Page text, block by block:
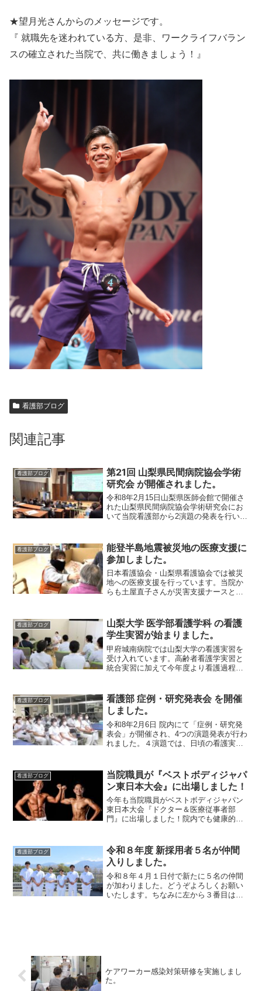
★望月光さんからのメッセージです。
『 就職先を迷われている方、是非、ワークライフバラン
スの確立された当院で、共に働きましょう！』
看護部ブログ
関連記事
看護部ブログ
第21回 山梨県民間病院協会学術
研究会 が開催されました。
令和8年2月15日山梨県医師会館で開催さ
れた山梨県民間病院協会学術研究会にお
いて当院看護部から2演題の発表を行いま
研究会では、山梨県内の民間病院より計
27演題が発表...
看護部ブログ
能登半島地震被災地の医療支援に
参加しました。
日本看護協会・山梨県看護協会では被災
地への医療支援を行っています。当院か
らも土屋直子さんが災害支援ナースとし
当院 土屋看護師）被災地の医療支援を初
めて経験する土屋さ...
看護部ブログ
山梨大学 医学部看護学科 の看護
学生実習が始まりました。
甲府城南病院では山梨大学の看護実習を
受け入れています。高齢者看護学実習と
統合実習に加えて今年度より看護過程展
看護過程展開実習は２年生を対象として
いるので、学生にとって...
看護部ブログ
看護部 症例・研究発表会 を開催
しました。
令和8年2月6日 院内にて「症例・研究発
表会」が開催され、4つの演題発表が行わ
れました。４演題では、日頃の看護実践
についてそれぞれが研究的な視点で取り
組み、発表しました...
看護部ブログ
当院職員が『ベストボディジャパ
ン東日本大会』に出場しました！
今年も当院職員がベストボディジャパン
東日本大会『ドクター＆医療従事者部
門』に出場しました！院内でも健康的な
と美しい筋肉が眩しいですね。 実
際に筋トレをすると...
看護部ブログ
令和８年度 新採用者５名が仲間
入りしました。
令和８年４月１日付で新たに５名の仲間
が加わりました。どうぞよろしくお願い
いたします。ちなみに左から３番目は井
ケアワーカー感染対策研修を実施しまし
た。